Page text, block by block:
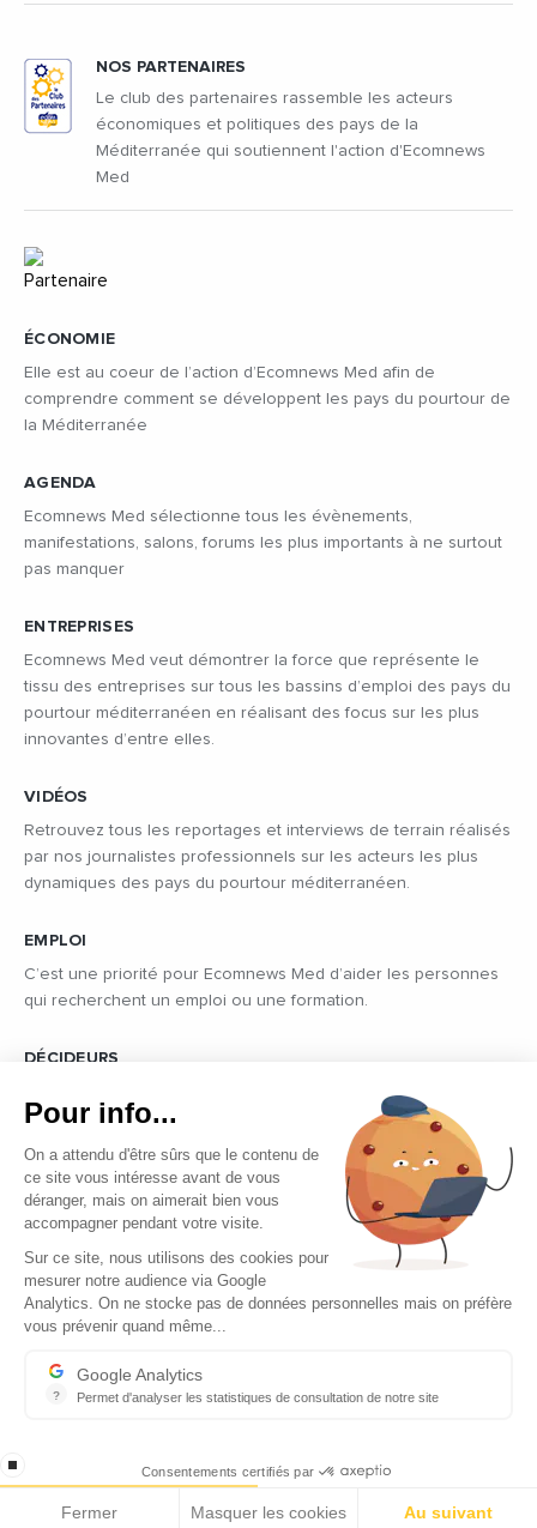
ÉCONOMIE
Elle est au coeur de l’action d’Ecomnews Med afin de
comprendre comment se développent les pays du pourtour de
la Méditerranée
AGENDA
Ecomnews Med sélectionne tous les évènements,
manifestations, salons, forums les plus importants à ne surtout
pas manquer
ENTREPRISES
Ecomnews Med veut démontrer la force que représente le
tissu des entreprises sur tous les bassins d’emploi des pays du
pourtour méditerranéen en réalisant des focus sur les plus
innovantes d’entre elles.
VIDÉOS
Retrouvez tous les reportages et interviews de terrain réalisés
par nos journalistes professionnels sur les acteurs les plus
dynamiques des pays du pourtour méditerranéen.
EMPLOI
C’est une priorité pour Ecomnews Med d’aider les personnes
qui recherchent un emploi ou une formation.
DÉCIDEURS
politique des pays du pourtour de la Méditerranée.
NOS PARTENAIRES
Le club des partenaires rassemble les acteurs
économiques et politiques des pays de la
Méditerranée qui soutiennent l'action d'Ecomnews
Med
Copyright © 2026 - Tous droits réservés
Qui sommes-nous ?
Contact
Mentions légales
Pour info...
On a attendu d'être sûrs que le contenu de
ce site vous intéresse avant de vous
déranger, mais on aimerait bien vous
accompagner pendant votre visite.
Sur ce site, nous utilisons des cookies pour
mesurer notre audience via Google
Analytics. On ne stocke pas de données personnelles mais on préfère
vous prévenir quand même...
?
Google Analytics
Permet d'analyser les statistiques de consultation de notre site
stop loading Consentements certifiés par
Fermer Masquer les cookies Au suivant